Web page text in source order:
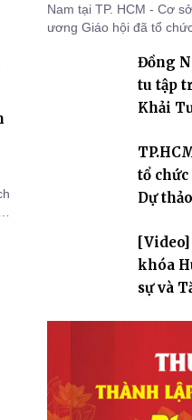
Nam tại TP. HCM - Cơ
ương Giáo hội đã tổ
giáo toàn quốc lần thứ
Đồng
tu tập
Khải
tổ
Dự
giáo
khóa
sự và